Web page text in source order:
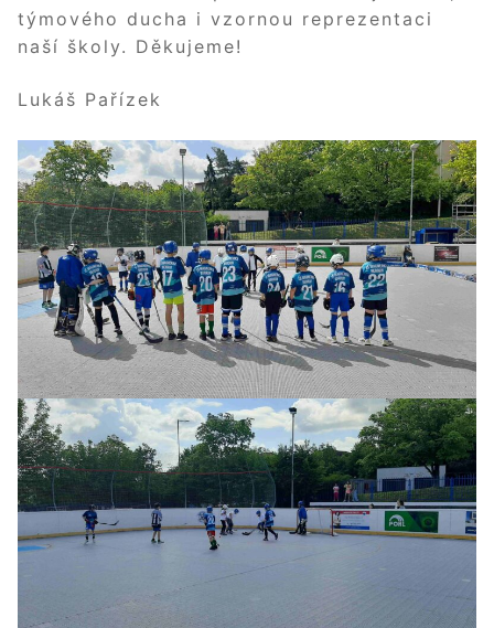
týmového ducha i vzornou reprezentaci
naší školy. Děkujeme!
Lukáš Pařízek